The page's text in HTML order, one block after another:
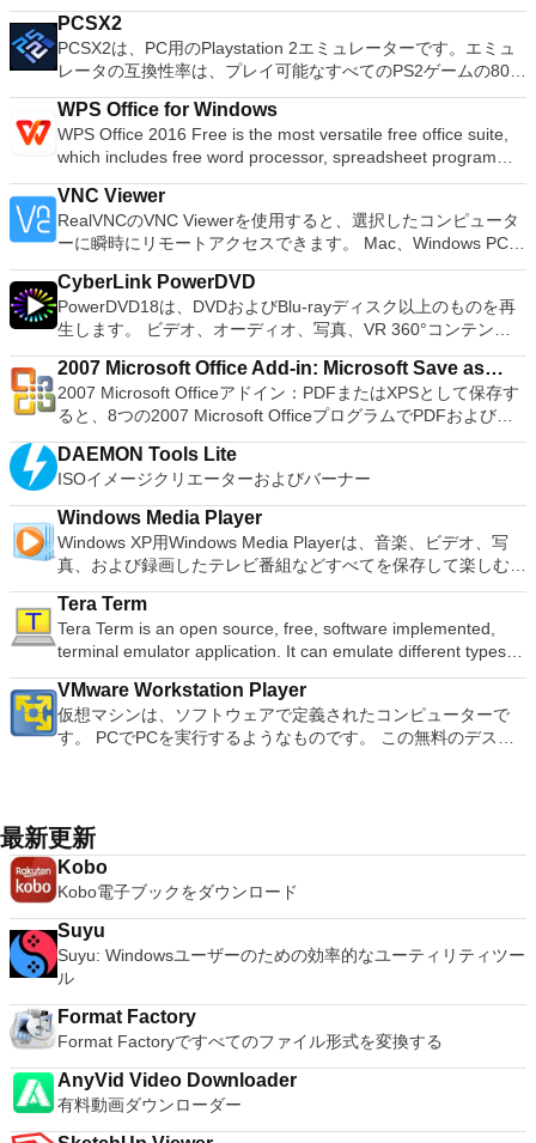
Add new effects with LADSPA plug-ins. And more!
フォーマットおよび作成できます。 Rufusは、次のシナリオで
役立ちます。 Windows、Linux、およびUEFI用の起動可能な
ISOからUSBインストールメディアを作成する必要がある場
合。 OSがインストールされていないシステムで作業する必要
がある場合。 BIOSまたはその他のファームウェアをDOSから
フラッシュする必要がある場合。 低レベルのユーティリティ
を実行する必要がある場合。 Rufusは次の* ISOで動作しま
す：Arch Linux、Archbang、BartPE / pebuilder、CentOS、
Damn Small Linux、Fedora、FreeDOS、Gentoo、
gNewSense、Hiren&#39;s Boot CD、LiveXP、Knoppix、
Kubuntu、Linux Mint、NT Password Registry Editor、
OpenSUSE、Parted Magic、Slackware、Tails、Trinity
Rescue Kit、Ubuntu、Ultimate Boot CD、Windows XP（SP2
以降）、Windows Server 2003 R2、Windows Vista、
Windows 7、Windows 8。 *このリストは完全ではありませ
ア語、マレーシア語、セシュティナ、ダンスク、ドイツ語、英
語、スペイン語、フランス語、フルバツキー、イタリア語、ラ
トヴィエシュ、リエトゥビウ、マジャール、オランダ、ノルス
ク、ポルスキ、ポルトガル、ポルトガル、スロヴェンスキー、
スロベンツキー、スロヴェンスキーSrpski、Suomi、
Svenska、Türkçe。
PCSX2
PCSX2は、PC用のPlaystation 2エミュレーターです。エミュ
レータの互換性率は、プレイ可能なすべてのPS2ゲームの80％
以上を誇っています。かなり強力なコンピューターを所有して
いる場合、PCSX2は優れたエミュレーターです。また、この
アプリケーションはローエンドコンピューターのサポートも提
供するため、Playstation 2コンソールのすべての所有者は、
PCで動作するゲームを見ることができます。 PCSX2エミュレ
ーターを使用すると、PS2コントローラーを使用して、本物の
プレイステーション体験をシミュレートできます。このアプリ
ケーションでは、ディスクからゲームを直接実行することも、
ハードドライブからISOイメージとして実行することもできま
す。 主な機能は次のとおりです。 Savestates：ボタンを1つ
押すだけで、ゲームの現在の「状態」を保存できます。 無制
限のメモリーカード：好きなだけメモリーカードを保存でき、
8MBから64MBまでの単一の物理カードに制限されなくなりま
した。 高解像度グラフィックス：PCSX2を使用すると、
1080pまたは4K HDでゲームをプレイできます。 全体とし
ゲームを高い精度でエミュレートでき、Windowsとエミュレ
ーターを切り替えることができます。欠点は、高速ゲームに苦
労し、時々フリーズまたはクラッシュすることです。* PCSX2
を使用するには、コンソールから抽出できるPlaystation 2
BIOSが必要です。
WPS Office for Windows
WPS Office 2016 Free is the most versatile free office suite,
which includes free word processor, spreadsheet program
and presentation maker. With these three programs you will
easily be able to deal with any office related tasks. WPS
Office 2016 Free has multiple language support for English,
French, German, Spanish, Portuguese,Russian and Polish
languages. To switch between languages requires only a
single click! Despite being a free suite, WPS Office comes
with many innovative features, such as the paragraph
adjustment tool and multiple tabbed feature. It also has a PDF
converter, spell check and word count feature. WPS Office
2016 Personal Edition supports switching language UI,File
Roaming and Docer online templates. Key features include:
Writer Efficient word processor. Presentation Multimedia
presentations creator. Spreadsheets Powerful tool for data
processing and analysis. 100% compatible with MS Office
free document templates. Built-in PDF reader. Mobile device
support (iOS and Android). WPS Cloud Storage included.
Although it is a free suite, WPS Office 2016 Free comes with
many innovative features, including a useful a paragraph
adjustment tool int he Writer program. It has an Office to PDF
converter, automatic spell checking and word count features.
It also has some neat tools such as the Watermark in
document, and converting PowerPoint to Word document
support. Overall, WPS Office 2016 Free is a good alternative
to Microsoft's offering. The Writer program is a versatile word
processor; the Presentation program is an easy to use and
VNC Viewer
RealVNCのVNC Viewerを使用すると、選択したコンピュータ
ーに瞬時にリモートアクセスできます。 Mac、Windows PC、
またはLinuxマシン、世界中のどこからでも。 VNC Viewerを
使用すると、コンピューターのデスクトップを表示したり、コ
ンピューターの前に直接座っているかのようにマウスとキーボ
ードを制御したりできます。 VNC Viewerは、インストールと
使用が簡単です。制御したいデバイスでインストーラーを実行
し、指示に従ってください。オプションで、Windowsでのリ
モート展開に使用可能なMSIがあります。デスクトッププラッ
トフォームにVNC Viewerをインストールする権限がない場合
は、スタンドアロンオプションを選択する必要があります。
主な機能は次のとおりです。 クラウドサービスを介してVNC
Connectを実行しているコンピューターに接続します。 Apple
Screen Sharing（ARD）などのサードパーティ製のVNC互換
ソフトウェアを実行しているコンピューターに直接接続しま
す。 各デバイスでVNC Viewerにサインインして、すべてのデ
ボードの上のスクロールバーには、Command / Windowsなど
の高度なキーが含まれています。 Bluetoothキーボードのサポ
ート。 VNC Connectサブスクリプションには、無料、有料、
試用の3つのバージョンがあります。 制御する必要のあるマシ
ンごとに、RealVNCのWebサイトにアクセスして、各コンピ
ューターにVNC Connectをダウンロードするだけです。次
に、RealVNCアカウントの資格情報を使用して、ローカルマ
はすぐに各コンピューターをパスワードで保護します。コンピ
ューターへのログインに使用するのと同じユーザー名とパスワ
ードを入力するだけです。 WIN 7,8,8.1,10をサポートしま
す。 VNC ViewerのMacバージョンをお探しですか？ここから
ダウンロード
CyberLink PowerDVD
PowerDVD18は、DVDおよびBlu-rayディスク以上のものを再
生します。 ビデオ、オーディオ、写真、VR 360°コンテン
ツ、さらにはYouTubeやVimeoにとっても、PowerDVD18は重
要なエンターテイメントの仲間です。 Ultra HD HDR TVとサ
ラウンドサウンドシステムの可能性を解き放ち、360°ビデオ
の増え続けるコレクションへのアクセスで仮想世界に没頭する
か、PCまたはラップトップでの比類のない再生サポートと独
自の強化により、どこにいても簡単にリラックスできます。
新機能は次のとおりです。 4K DHR向けに最適化 Ultra HD
Blu-ray、4K、HEVC / H.265およびHDR10コンテンツをサポー
ト全画面モードで21：9モニターで2.35：1の映画を見る常時
オンのミニビューでYouTubeライブを見る YouTubeおよび
Vimeoで4K HDRおよび360ビデオを再生 VRエクスペリエンス
の向上：Microsoft Mixed Realityヘッドセット、HTC、VIVE、
およびOculus Riftをサポート Fire TVとキャストのサポート
注：これは商用トライアルです。
2007 Microsoft Office Add-in: Microsoft Save as
PDF or XPS
2007 Microsoft Officeアドイン：PDFまたはXPSとして保存す
ると、8つの2007 Microsoft OfficeプログラムでPDFおよび
XPS形式にエクスポートして保存できます。このツールを使用
すると、これらのプログラムのサブセットでPDF形式および
XPS形式の電子メール添付ファイルとして送信することもでき
ます（特定の機能はプログラムによって異なります）。 この
ダウンロードは、次のOfficeプログラムで動作します。
Microsoft Office Access 2007。 Microsoft Office Excel 2007。
Microsoft Office InfoPath 2007。 Microsoft Office OneNote
2007。 Microsoft Office PowerPoint 2007。 Microsoft Office
Publisher 2007。 Microsoft Office Visio 2007。 Microsoft
Office Word 2007。 2007 Microsoft Officeプログラムのこの
Microsoft Save as PDFまたはXPSアドインは、2007 Microsoft
Office systemソフトウェアの補足条項であり、2007 Microsoft
Office systemソフトウェアのライセンス条項の対象となりま
す。 システム要件：サポートされているオペレーティングシ
DAEMON Tools Lite
ISOイメージクリエーターおよびバーナー
Windows Media Player
Windows XP用Windows Media Playerは、音楽、ビデオ、写
真、および録画したテレビ番組などすべてを保存して楽しむ最
適な機能を搭載しています。 再生、表示、外出先で楽しむた
めのポータブル デバイスとの同期、さらには家中のデバイス
との共有も、すべて1か所で行えます。 シンプルなデザイン -
まったく新しい外観でデジタル エンターテイメントを楽しめ
ます。 大好きな音楽をより多く - デジタル音楽体験がさらに
楽しくなります。 エンターテイメントをすべて1つの場所に -
音楽、ビデオ、写真、録画したテレビ番組をすべて保存して楽
しめます。 どこでも楽しめる - どこにいても音楽、ビデオ、
Tera Term
Tera Term is an open source, free, software implemented,
terminal emulator application. It can emulate different types of
computer terminals, from DEC VT100 to DEC VT382, and it
supports telnet, SSH 1 & 2 and serial port connections. It also
has a built-in macro scripting language and some other useful
plugins. Key features include: Automatically creates logs with
remote Telnet or SSH hosts. It sports a clean and crisp layout
that is easy to work with. The application does not take a long
time to wrap your head around and is also very light on
system resources. So, if you need a free terminal emulator,
which is easy to master and supports remote Telnet or SSH
host connections then Tera Term is a good choice.
VMware Workstation Player
仮想マシンは、ソフトウェアで定義されたコンピューターで
す。 PCでPCを実行するようなものです。 この無料のデスク
主な機能は次のとおりです。 1台のPCで複数のオペレーティ
ングシステムを同時に実行します。 インストールや構成の問
題なしに、事前構成された製品の利点を体験してください。
ホストコンピューターと仮想マシン間でデータを共有します。
32ビットと64ビットの両方の仮想マシンを実行します。 2-
way Virtual SMPを活用します。 サードパーティの仮想マシン
とイメージを使用します。 ホストコンピューターと仮想マシ
ン間でデータを共有します。 幅広いホストおよびゲストオペ
レーティングシステムのサポート。 USB 2.0デバイスのサポー
ト。 起動時にアプライアンス情報を取得します。 直感的なホ
ームページインターフェイスを介して仮想マシンに簡単にアク
セスできます。 VMware Playerは、Microsoft Virtual Server仮
想マシンまたはMicrosoft Virtual PC仮想マシンもサポートして
最新更新
Kobo
Kobo電子ブックをダウンロード
Suyu
Suyu: Windowsユーザーのための効率的なユーティリティツー
ル
Format Factory
Format Factoryですべてのファイル形式を変換する
AnyVid Video Downloader
有料動画ダウンローダー